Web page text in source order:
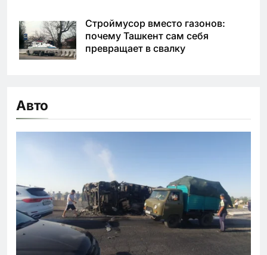
Строймусор вместо газонов:
почему Ташкент сам себя
превращает в свалку
Авто